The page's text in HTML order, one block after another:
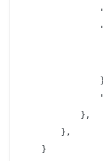
            },
        },
    }